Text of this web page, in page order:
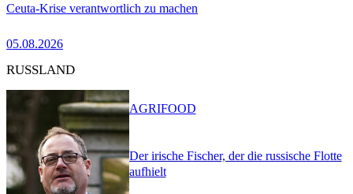
Ceuta-Krise verantwortlich zu machen
05.08.2026
RUSSLAND
Der irische Fischer, der die russische Flotte
aufhielt
AGRIFOOD